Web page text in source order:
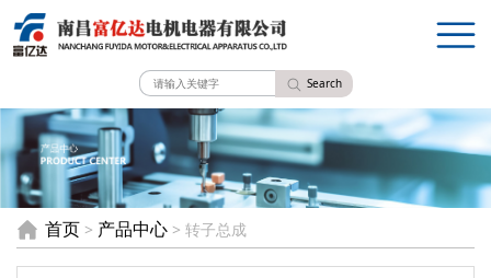
Search
首页 > 产品中心 > 转子总成